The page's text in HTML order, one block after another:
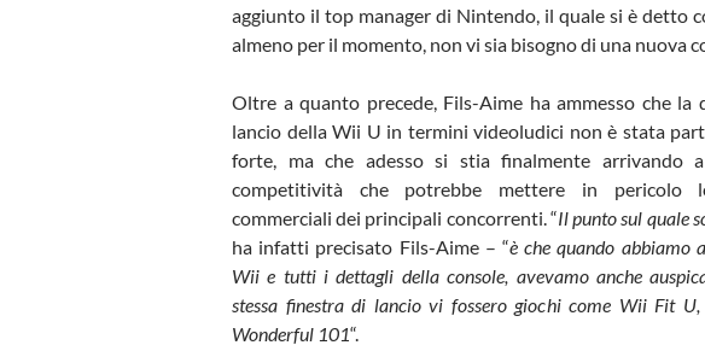
aggiunto il top manager di Nintendo, il quale si è detto
almeno per il momento, non vi sia bisogno di una nuova
Oltre a quanto precede, Fils-Aime ha ammesso che la
lancio della Wii U in termini videoludici non è stata
forte, ma che adesso si stia finalmente arrivando
competitività che potrebbe mettere in pericolo
commerciali dei principali concorrenti. “Il punto sul quale
ha infatti precisato Fils-Aime – “è che quando abbiamo
Wii e tutti i dettagli della console, avevamo anche
stessa finestra di lancio vi fossero giochi come Wii Fit
Wonderful 101“.